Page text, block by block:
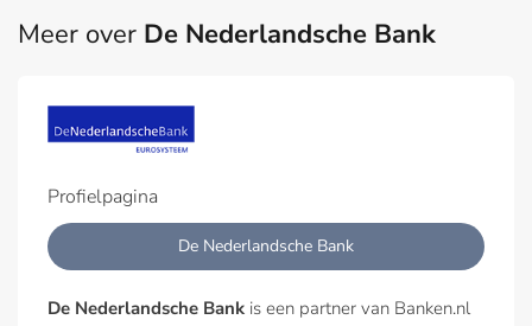
Meer over De Nederlandsche Bank
Profielpagina
De Nederlandsche Bank
De Nederlandsche Bank is een partner van Banken.nl